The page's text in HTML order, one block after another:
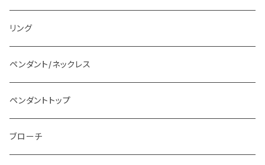
リング
ペンダント/ネックレス
ペンダントトップ
ブローチ